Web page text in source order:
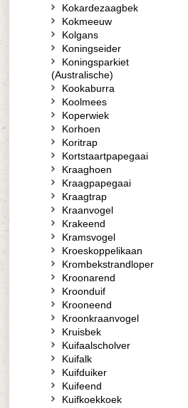
Kokardezaagbek
Kokmeeuw
Kolgans
Koningseider
Koningsparkiet
(Australische)
Kookaburra
Koolmees
Koperwiek
Korhoen
Koritrap
Kortstaartpapegaai
Kraaghoen
Kraagpapegaai
Kraagtrap
Kraanvogel
Krakeend
Kramsvogel
Kroeskoppelikaan
Krombekstrandloper
Kroonarend
Kroonduif
Krooneend
Kroonkraanvogel
Kruisbek
Kuifaalscholver
Kuifalk
Kuifduiker
Kuifeend
Kuifkoekkoek